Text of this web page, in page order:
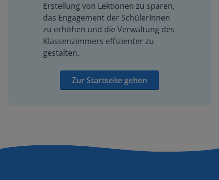
Erstellung von Lektionen zu sparen,
das Engagement der SchülerInnen
zu erhöhen und die Verwaltung des
Klassenzimmers effizienter zu
gestalten.
Zur Startseite gehen